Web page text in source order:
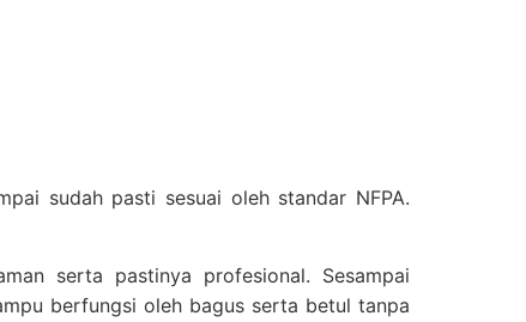
sudah pasti sesuai oleh standar NFPA.
serta pastinya profesional. Sesampai
berfungsi oleh bagus serta betul tanpa